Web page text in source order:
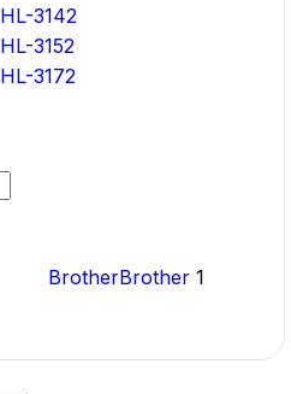
HL-3142
HL-3152
HL-3172
BrotherBrother 1